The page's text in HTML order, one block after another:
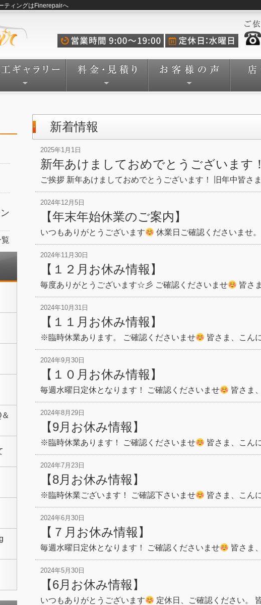
ティングはFinerepairへ
新着情報
2025年1月1日
新年あけましておめでとうございます
ご挨拶 新年あけましておめでとうございます！ 旧年中皆さ
2024年12月5日
【年末年始休業のご案内】
いつもありがとうございます 休業日ご確認くださいませ
2024年11月30日
【１２月お休み情報】
毎度ありがとうございます☆彡 ご確認くださいませ 皆さ
2024年10月31日
【１１月お休み情報】
※臨時休業あります。 ご確認くださいませ 皆さま、こん
2024年9月30日
【１０月お休み情報】
毎週水曜日定休となります！ ご確認くださいませ 皆さま
2024年8月29日
【9月お休み情報】
※臨時休業あります！ ご確認くださいませ 皆さま、こん
2024年7月23日
【8月お休み情報】
※臨時休業ございます！ ご確認下さいませ 皆さま、こん
2024年6月30日
【７月お休み情報】
毎週水曜日定休となります！ ご確認くださいませ 皆さま
2024年5月30日
【6月お休み情報】
いつもありがとうございます 定休日、ご確認ください。